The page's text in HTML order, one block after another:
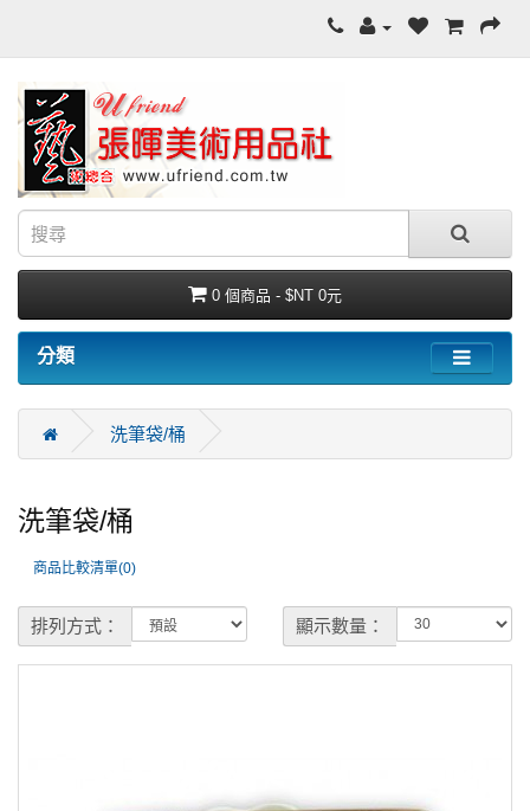
0 個商品 - $NT 0元
分類
洗筆袋/桶
洗筆袋/桶
商品比較清單(0)
排列方式： 顯示數量：